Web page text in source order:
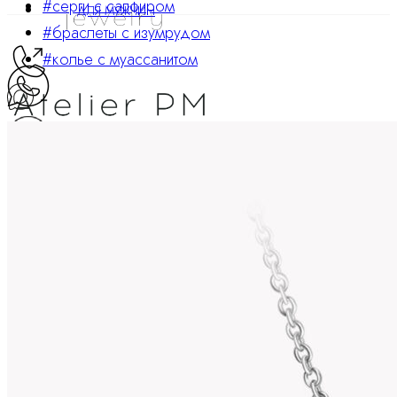
#серги с сапфиром
#браслеты с изумрудом
#колье с муассанитом
Корзина
ДЛЯ МУЖЧИН